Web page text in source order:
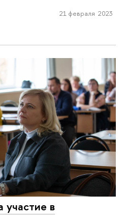
21 февраля 2023
участие в